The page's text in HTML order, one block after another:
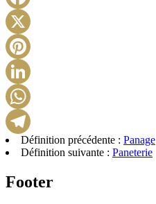
Définition précédente : Panage
Définition suivante : Paneterie
Footer